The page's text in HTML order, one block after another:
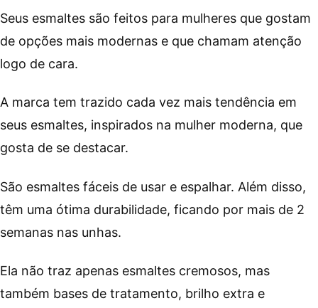
Seus esmaltes são feitos para mulheres que gostam
de opções mais modernas e que chamam atenção
logo de cara.
A marca tem trazido cada vez mais tendência em
seus esmaltes, inspirados na mulher moderna, que
gosta de se destacar.
São esmaltes fáceis de usar e espalhar. Além disso,
têm uma ótima durabilidade, ficando por mais de 2
semanas nas unhas.
Ela não traz apenas esmaltes cremosos, mas
também bases de tratamento, brilho extra e